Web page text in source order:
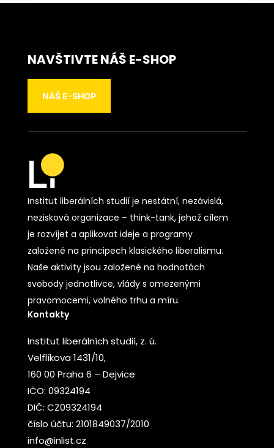
NAVŠTIVTE NÁŠ E-SHOP
NÁŠ E-SHOP
Institut liberálních studií je nestátní, nezávislá,
nezisková organizace – think-tank, jehož cílem
je rozvíjet a aplikovat ideje a programy
založené na principech klasického liberalismu.
Naše aktivity jsou založené na hodnotách
svobody jednotlivce, vlády s omezenými
pravomocemi, volného trhu a míru.
Kontakty
Institut liberálních studií, z. ú.
Velflíkova 1431/10,
160 00 Praha 6 – Dejvice
IČO: 09324194
DIČ: CZ09324194
číslo účtu: 2101849037/2010
info@inlist.cz